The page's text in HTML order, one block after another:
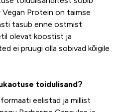
Protein on taimse
tasub enne ostmist
olevat koostist ja
ei pruugi olla sobivad kõigile
toidulisand?
eelistad ja millist